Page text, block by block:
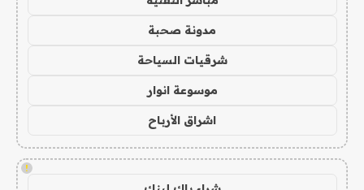
مدونة صحبة
شرقيات السياحة
موسوعة انوار
اشراق الأرباح
!